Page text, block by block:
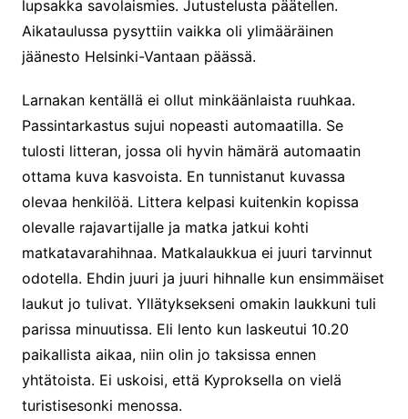
lupsakka savolaismies. Jutustelusta päätellen.
Aikataulussa pysyttiin vaikka oli ylimääräinen
jäänesto Helsinki-Vantaan päässä.
Larnakan kentällä ei ollut minkäänlaista ruuhkaa.
Passintarkastus sujui nopeasti automaatilla. Se
tulosti litteran, jossa oli hyvin hämärä automaatin
ottama kuva kasvoista. En tunnistanut kuvassa
olevaa henkilöä. Littera kelpasi kuitenkin kopissa
olevalle rajavartijalle ja matka jatkui kohti
matkatavarahihnaa. Matkalaukkua ei juuri tarvinnut
odotella. Ehdin juuri ja juuri hihnalle kun ensimmäiset
laukut jo tulivat. Yllätyksekseni omakin laukkuni tuli
parissa minuutissa. Eli lento kun laskeutui 10.20
paikallista aikaa, niin olin jo taksissa ennen
yhtätoista. Ei uskoisi, että Kyproksella on vielä
turistisesonki menossa.